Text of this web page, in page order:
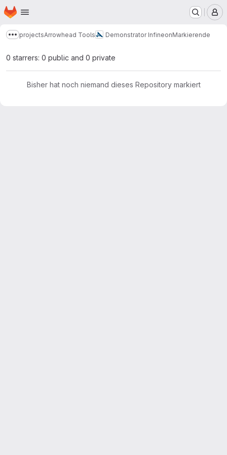
Zum Hauptinhalt springen
Startseite
Mehr Breadcrumbs anzeigen
projectsArrowhead Tools Demonstrator InfineonMarkierende
0 starrers: 0 public and 0 private
Bisher hat noch niemand dieses Repository markiert